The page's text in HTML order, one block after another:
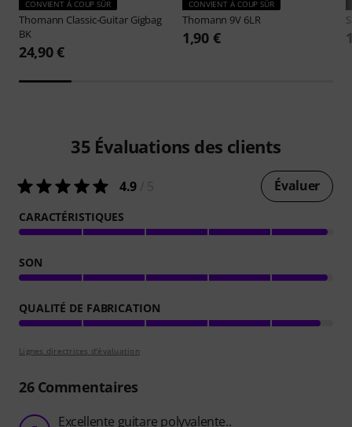
CONVIENT À COUP SÛR
Thomann Classic-Guitar Gigbag
BK
24,90 €
CONVIENT À COUP SÛR
Thomann 9V 6LR
1,90 €
35 Évaluations des clients
4.9 Évaluer
CARACTÉRISTIQUES
SON
QUALITÉ DE FABRICATION
Lignes directrices d'évaluation
26Commentaires
Excellente guitare polyvalente..